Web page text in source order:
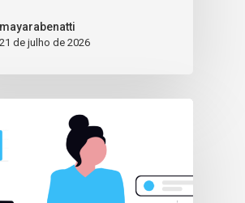
mayarabenatti
21 de julho de 2026